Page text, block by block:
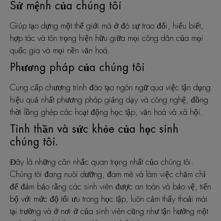
Sứ mệnh của chúng tôi
Giúp tạo dựng một thế giới mà ở đó sự trao đổi, hiểu biết,
hợp tác và tôn trọng hiện hữu giữa mọi công dân của mọi
quốc gia và mọi nền văn hoá.
Phương pháp của chúng tôi
Cung cấp chương trình đào tạo ngôn ngữ qua việc tận dụng
hiệu quả nhất phương pháp giảng dạy và công nghệ, đồng
thời lồng ghép các hoạt động học tập, văn hoá và xã hội.
Tinh thần và sức khỏe của học sinh
chúng tôi.
Đây là những cân nhắc quan trọng nhất của chúng tôi.
Chúng tôi đang nuôi dưỡng, đam mê và làm việc chăm chỉ
để đảm bảo rằng các sinh viên được an toàn và bảo vệ, tiến
bộ với mức độ tối ưu trong học tập, luôn cảm thấy thoải mái
tại trường và ở nơi ở của sinh viên cũng như tận hưởng một